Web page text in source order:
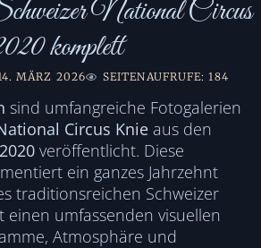
National Circus
komplett
MÄRZ 2026 SEITENAUFRUFE: 184
sind umfangreiche Fotogalerien
Circus Knie aus den
veröffentlicht. Diese
ein ganzes Jahrzehnt
traditionsreichen Schweizer
einen umfassenden visuellen
Atmosphäre und